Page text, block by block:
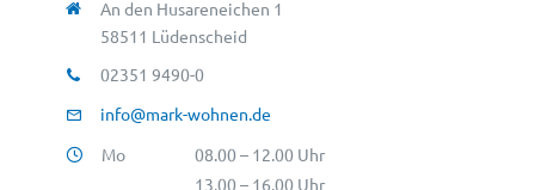
An den Husareneichen 1
58511 Lüdenscheid
02351 9490-0
info@mark-wohnen.de
Mo
08.00 – 12.00 Uhr
13.00 – 16.00 Uhr